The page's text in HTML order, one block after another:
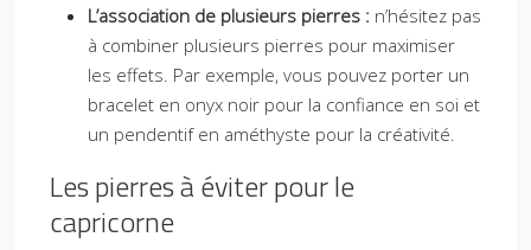
L’association de plusieurs pierres : n’hésitez pas
à combiner plusieurs pierres pour maximiser
les effets. Par exemple, vous pouvez porter un
bracelet en onyx noir pour la confiance en soi et
un pendentif en améthyste pour la créativité.
Les pierres à éviter pour le
capricorne